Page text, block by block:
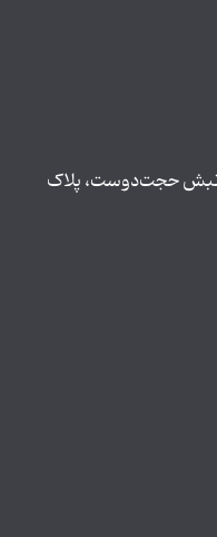
نبش حجت‌دوست، پلاک